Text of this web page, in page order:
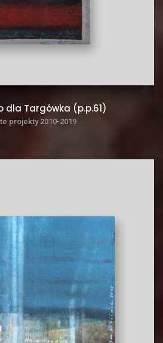
dla Targówka (p.p.61)
projekty 2010-2019